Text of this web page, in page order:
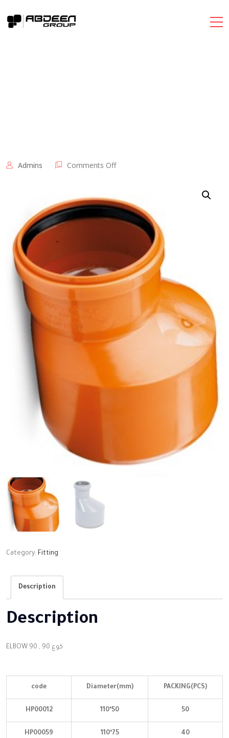
Admins Comments Offon
نقاصه
Category: Fitting
Description
Description
ELBOW 90 , كوع 90
code Diameter(mm) PACKING(PCS)
HP00012 110*50 50
HP00059 110*75 40